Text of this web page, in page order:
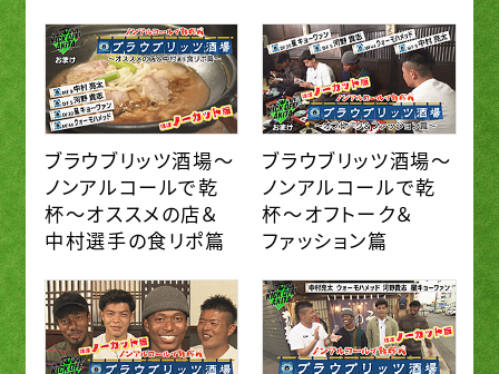
ブラウブリッツ酒場～
ノンアルコールで乾
杯～オススメの店＆
中村選手の食リポ篇
ブラウブリッツ酒場～
ノンアルコールで乾
杯～オフトーク＆
ファッション篇